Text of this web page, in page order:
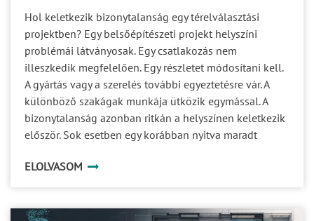
Hol keletkezik bizonytalanság egy térelválasztási
projektben? Egy belsőépítészeti projekt helyszíni
problémái látványosak. Egy csatlakozás nem
illeszkedik megfelelően. Egy részletet módosítani kell.
A gyártás vagy a szerelés további egyeztetésre vár. A
különböző szakágak munkája ütközik egymással. A
bizonytalanság azonban ritkán a helyszínen keletkezik
először. Sok esetben egy korábban nyitva maradt
a tervezés során még kisebb részletnek tűnik, az a
ELOLVASOM